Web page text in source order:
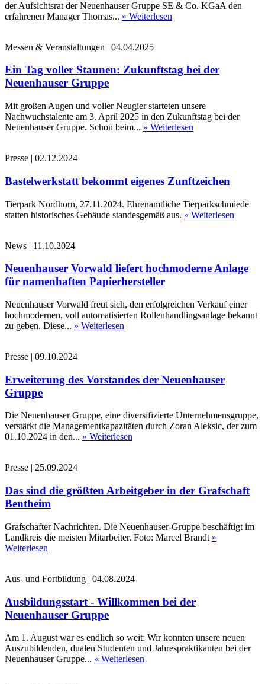
der Aufsichtsrat der Neuenhauser Gruppe SE & Co. KGaA den
erfahrenen Manager Thomas... » Weiterlesen
Messen & Veranstaltungen | 04.04.2025
Ein Tag voller Staunen: Zukunftstag bei der
Neuenhauser Gruppe
Mit großen Augen und voller Neugier starteten unsere
Nachwuchstalente am 3. April 2025 in den Zukunftstag bei der
Neuenhauser Gruppe. Schon beim... » Weiterlesen
Presse | 02.12.2024
Bastelwerkstatt bekommt eigenes Zunftzeichen
Tierpark Nordhorn, 27.11.2024. Ehrenamtliche Tierparkschmiede
statten historisches Gebäude standesgemäß aus. » Weiterlesen
News | 11.10.2024
Neuenhauser Vorwald liefert hochmoderne Anlage
für namenhaften Papierhersteller
Neuenhauser Vorwald freut sich, den erfolgreichen Verkauf einer
hochmodernen, voll automatisierten Rollenhandlingsanlage bekannt
zu geben. Diese... » Weiterlesen
Presse | 09.10.2024
Erweiterung des Vorstandes der Neuenhauser
Gruppe
Die Neuenhauser Gruppe, eine diversifizierte Unternehmensgruppe,
verstärkt die Managementkapazitäten durch Zoran Aleksic, der zum
01.10.2024 in den... » Weiterlesen
Presse | 25.09.2024
Das sind die größten Arbeitgeber in der Grafschaft
Bentheim
Grafschafter Nachrichten. Die Neuenhauser-Gruppe beschäftigt im
Landkreis die meisten Mitarbeiter. Foto: Marcel Brandt »
Weiterlesen
Aus- und Fortbildung | 04.08.2024
Ausbildungsstart - Willkommen bei der
Neuenhauser Gruppe
Am 1. August war es endlich so weit: Wir konnten unsere neuen
Auszubildenden, dualen Studenten und Jahrespraktikanten bei der
Neuenhauser Gruppe... » Weiterlesen